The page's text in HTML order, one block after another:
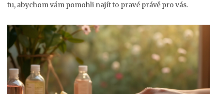
tu, abychom vám pomohli najít to pravé právě pro vás.